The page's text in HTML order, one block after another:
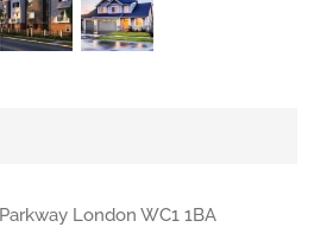
London WC1 1BA